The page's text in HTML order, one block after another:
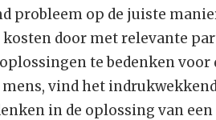
probleem op de juiste
door met relevante
te bedenken voor
vind het
in de oplossing van een